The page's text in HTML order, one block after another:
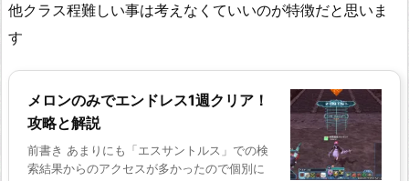
他クラス程難しい事は考えなくていいのが特徴だと思いま
す
メロンのみでエンドレス1週クリア！
攻略と解説
前書き あまりにも「エスサントルス」での検
索結果からのアクセスが多かったので個別に